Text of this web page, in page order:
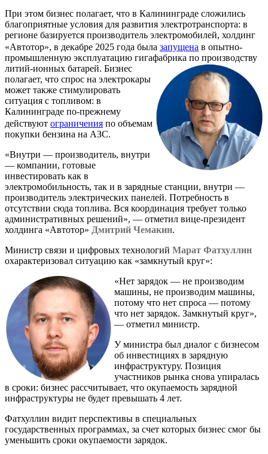
При этом бизнес полагает, что в Калининграде сложились
благоприятные условия для развития электротранспорта: в
регионе базируется производитель электромобилей, холдинг
«Автотор», в декабре 2025 года была запущена в опытно-
промышленную эксплуатацию гигафабрика по производству
литий-ионных батарей. Бизнес
полагает, что спрос на электрокары
может также стимулировать
ситуация с топливом: в
Калининграде по-прежнему
действуют ограничения по объемам
покупки бензина на АЗС.
«Внутри — производитель, внутри
— компании, готовые
инвестировать как в
электромобильность, так и в зарядные станции, внутри —
производитель электрических панелей. Потребность в
отсутствии сюда топлива. Вся координация требует только
административных решений», — отметил вице-президент
холдинга «Автотор» Дмитрий Чемакин.
Министр связи и цифровых технологий Марат Фатхуллин
охарактеризовал ситуацию как «замкнутый круг»:
«Нет зарядок — не производим
машины, не производим машины,
потому что нет спроса — потому
что нет зарядок. Замкнутый круг»,
— отметил министр.
У министра был диалог с бизнесом
об инвестициях в зарядную
инфраструктуру. Позиция
участников рынка снова упиралась
в сроки: бизнес рассчитывает, что окупаемость зарядной
инфраструктуры не будет превышать 4 лет.
Фатхуллин видит перспективы в специальных
государственных программах, за счет которых бизнес смог бы
уменьшить сроки окупаемости зарядок.